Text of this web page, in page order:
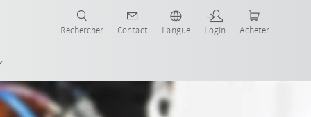
Rechercher Contact Langue Login Acheter
zenon Development